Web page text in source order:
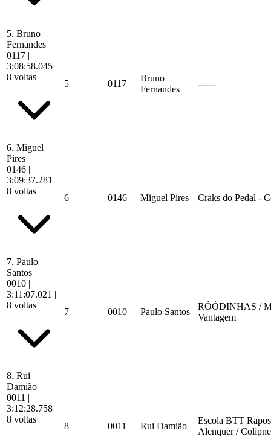
5. Bruno
Fernandes
0117 |
3:08:58.045 |
8 voltas
5 0117
Bruno
Fernandes
------
6. Miguel
Pires
0146 |
3:09:37.281 |
8 voltas
6 0146 Miguel Pires Craks do Pedal -
7. Paulo
Santos
0010 |
3:11:07.021 |
8 voltas
7 0010 Paulo Santos
RÓÓDINHAS /
Vantagem
8. Rui
Damião
0011 |
3:12:28.758 |
8 voltas
8 0011 Rui Damião
Escola BTT
Alenquer /